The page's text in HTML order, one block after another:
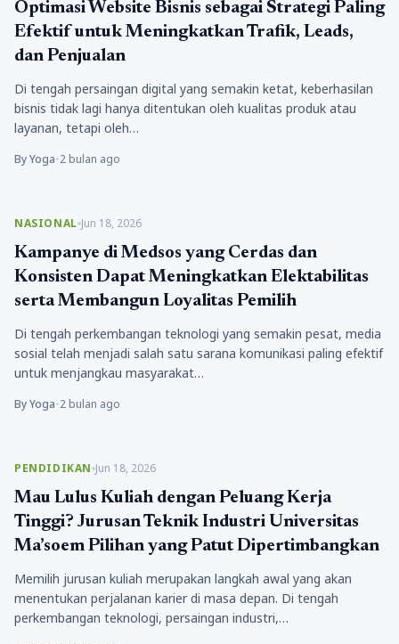
Optimasi Website Bisnis sebagai Strategi Paling
Efektif untuk Meningkatkan Trafik, Leads,
dan Penjualan
Di tengah persaingan digital yang semakin ketat, keberhasilan
bisnis tidak lagi hanya ditentukan oleh kualitas produk atau
layanan, tetapi oleh…
By Yoga•2 bulan ago
NASIONAL Jun 18, 2026
Kampanye di Medsos yang Cerdas dan
Konsisten Dapat Meningkatkan Elektabilitas
serta Membangun Loyalitas Pemilih
Di tengah perkembangan teknologi yang semakin pesat, media
sosial telah menjadi salah satu sarana komunikasi paling efektif
untuk menjangkau masyarakat…
By Yoga•2 bulan ago
PENDIDIKAN Jun 18, 2026
Mau Lulus Kuliah dengan Peluang Kerja
Tinggi? Jurusan Teknik Industri Universitas
Ma’soem Pilihan yang Patut Dipertimbangkan
Memilih jurusan kuliah merupakan langkah awal yang akan
menentukan perjalanan karier di masa depan. Di tengah
perkembangan teknologi, persaingan industri,…